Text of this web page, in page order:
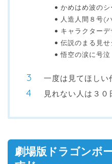
かめはめ波のシ
人造人間８号(
キャラクターデ
伝説のまる見せ
悟空の涙に号泣
一度は見てほしい
見れない人は３
劇場版ドラゴンボ